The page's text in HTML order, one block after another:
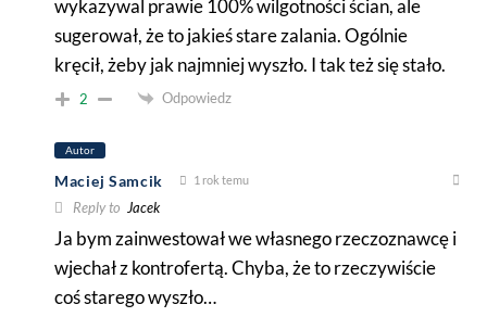
wykazywal prawie 100% wilgotności ścian, ale
sugerował, że to jakieś stare zalania. Ogólnie
kręcił, żeby jak najmniej wyszło. I tak też się stało.
2 Odpowiedz
Autor
Maciej Samcik 1 rok temu
Reply to Jacek
Ja bym zainwestował we własnego rzeczoznawcę i
wjechał z kontrofertą. Chyba, że to rzeczywiście
coś starego wyszło…